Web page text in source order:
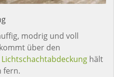
modrig und voll
über den
Lichtschachtabdeckung hält
fern.